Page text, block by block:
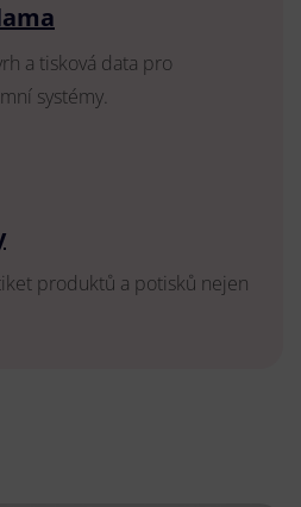
a tisková data pro
systémy.
produktů a potisků nejen